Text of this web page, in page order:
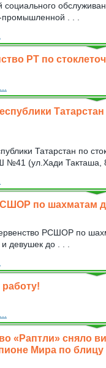
социального
промышленной . . .
РТ по
Татарстан по
№41 (ул.Хади Такташа,
по шахматам
РСШОР по
девушек до . . .
«Раптли» сняло
Мира по